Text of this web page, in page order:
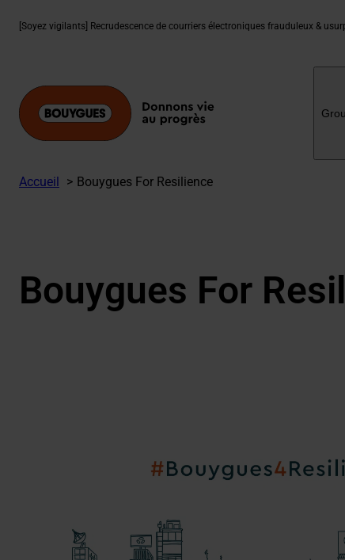
[Soyez vigilants] Recrudescence de courriers électroniques frauduleux &
Accueil Bouygues For Resilience
Bouygues For